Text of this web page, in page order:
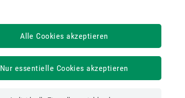
Alle Cookies akzeptieren
Nur essentielle Cookies akzeptieren
ELDA
4020 Linz, Gruberstraße 77
elda@oegk.at